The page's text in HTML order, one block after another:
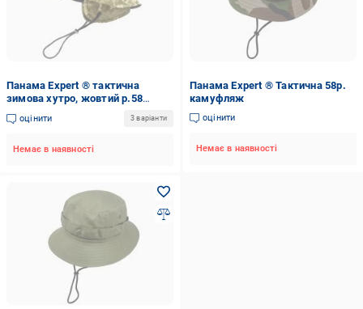
Панама Expert ® тактична
зимова хутро, жовтий р.58
піксель
оцінити 3 варіанти
Немає в наявності
Панама Expert ® Тактична 58р.
камуфляж
оцінити
Немає в наявності